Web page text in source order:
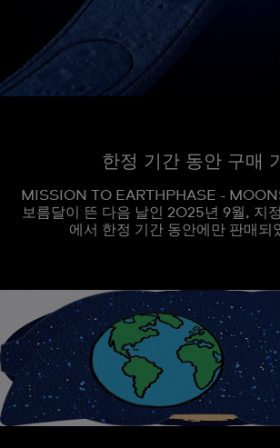
한정 기간 동안 구매
MISSION TO EARTHPHASE -
보름달이 뜬 다음 날인 2025년 9월, 지
에서 한정 기간 동안에만 판매되